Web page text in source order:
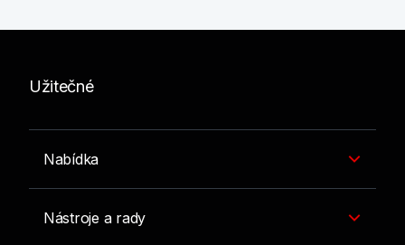
Užitečné
Nabídka
Nástroje a rady